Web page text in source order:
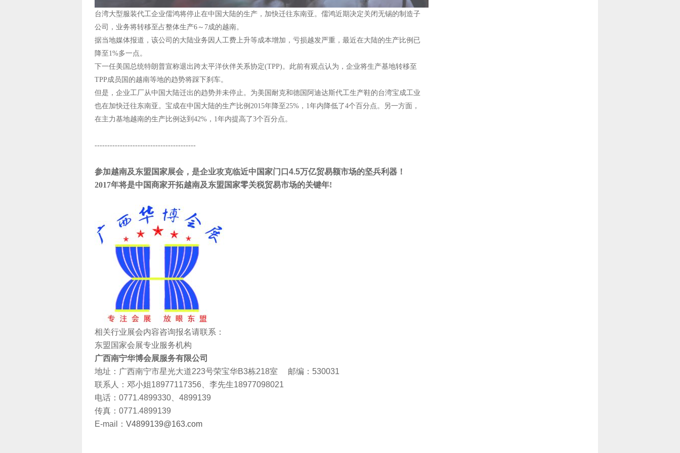
台湾大型服装代工企业儒鸿将停止在中国大陆的生产，加快迁往东南亚。儒鸿近期决定关闭无锡的制造子
公司，业务将转移至占整体生产6～7成的越南。
据当地媒体报道，该公司的大陆业务因人工费上升等成本增加，亏损越发严重，最近在大陆的生产比例已
降至1%多一点。
下一任美国总统特朗普宣称退出跨太平洋伙伴关系协定(TPP)。此前有观点认为，企业将生产基地转移至
TPP成员国的越南等地的趋势将踩下刹车。
但是，企业工厂从中国大陆迁出的趋势并未停止。为美国耐克和德国阿迪达斯代工生产鞋的台湾宝成工业
也在加快迁往东南亚。宝成在中国大陆的生产比例2015年降至25%，1年内降低了4个百分点。另一方面，
在主力基地越南的生产比例达到42%，1年内提高了3个百分点。
----------------------------------------
参加越南及东盟国家展会，是企业攻克临近中国家门口4.5万亿贸易额市场的坚兵利器！
2017年将是中国商家开拓越南及东盟国家零关税贸易市场的关键年!
相关行业展会内容咨询报名请联系：
东盟国家会展专业服务机构
广西南宁华博会展服务有限公司
地址：广西南宁市星光大道223号荣宝华B3栋218室 邮编：530031
联系人：邓小姐18977117356、李先生18977098021
电话：0771.4899330、4899139
传真：0771.4899139
E-mail： V4899139@163.com